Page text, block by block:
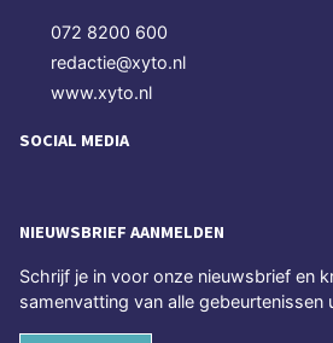
072 8200 600
redactie@xyto.nl
www.xyto.nl
SOCIAL MEDIA
NIEUWSBRIEF AANMELDEN
Schrijf je in voor onze nieuwsbrief en
samenvatting van alle gebeurtenissen